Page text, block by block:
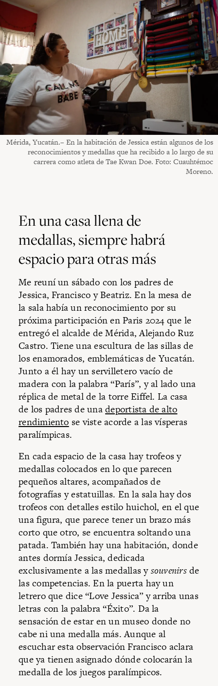
Mérida, Yucatán.– En la habitación de Jessica están algunos de los
reconocimientos y medallas que ha recibido a lo largo de su
carrera como atleta de Tae Kwan Doe. Foto: Cuauhtémoc
Moreno.
En una casa llena de
medallas, siempre habrá
espacio para otras más
Me reuní un sábado con los padres de
Jessica, Francisco y Beatriz. En la mesa de
la sala había un reconocimiento por su
próxima participación en Paris 2024 que le
entregó el alcalde de Mérida, Alejando Ruz
Castro. Tiene una escultura de las sillas de
los enamorados, emblemáticas de Yucatán.
Junto a él hay un servilletero vacío de
madera con la palabra “París”, y al lado una
réplica de metal de la torre Eiffel. La casa
de los padres de unadeportista de alto
rendimiento se viste acorde a las vísperas
paralímpicas.
En cada espacio de la casa hay trofeos y
medallas colocados en lo que parecen
pequeños altares, acompañados de
fotografías y estatuillas. En la sala hay dos
trofeos con detalles estilo huichol, en el que
una figura, que parece tener un brazo más
corto que otro, se encuentra soltando una
patada. También hay una habitación, donde
antes dormía Jessica, dedicada
exclusivamente a las medallas ysouvenirsde
las competencias. En la puerta hay un
letrero que dice “Love Jessica” y arriba unas
letras con la palabra “Éxito”. Da la
sensación de estar en un museo donde no
cabe ni una medalla más. Aunque al
escuchar esta observación Francisco aclara
que ya tienen asignado dónde colocarán la
medalla de los juegos paralímpicos.